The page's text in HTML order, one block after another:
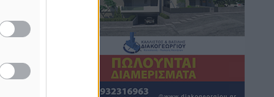
Στον Ιπποκράτη η Μαρία Βλάχου
πριν 1 ώρα
Οικονομική ενίσχυση για συντήρηση
στο κλειστό της Καρπάθου
Αθλητικά• πριν 1 ώρα